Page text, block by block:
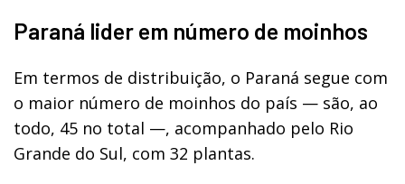
Paraná lider em número de moinhos
Em termos de distribuição, o Paraná segue com
o maior número de moinhos do país — são, ao
todo, 45 no total —, acompanhado pelo Rio
Grande do Sul, com 32 plantas.